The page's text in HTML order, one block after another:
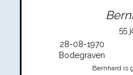
55
28-08-1970
Bodegraven
Bernhard is